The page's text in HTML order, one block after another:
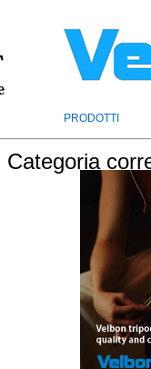
PRODOTTI
Categoria